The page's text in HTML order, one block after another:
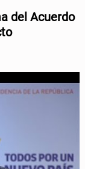
del Acuerdo